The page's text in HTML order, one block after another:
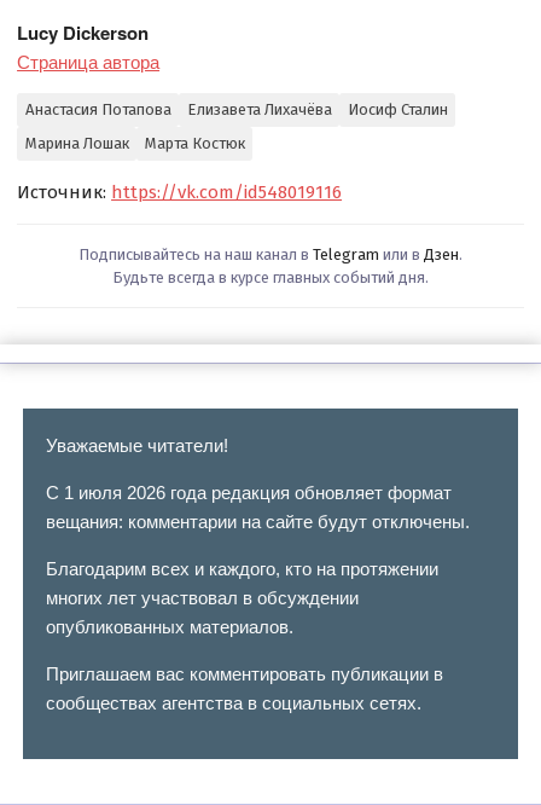
Lucy Dickerson
Страница автора
Анастасия Потапова Елизавета Лихачёва
Иосиф Сталин
Марина Лошак
Марта Костюк
Источник: https://vk.com/id548019116
Подписывайтесь на наш канал в Telegram или в Дзен.
Будьте всегда в курсе главных событий дня.
Уважаемые читатели!
С 1 июля 2026 года редакция обновляет формат
вещания: комментарии на сайте будут отключены.
Благодарим всех и каждого, кто на протяжении
многих лет участвовал в обсуждении
опубликованных материалов.
Приглашаем вас комментировать публикации в
сообществах агентства в социальных сетях.